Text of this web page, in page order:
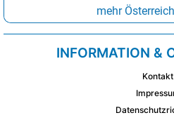
mehr
INFORMATION &
Kontakt